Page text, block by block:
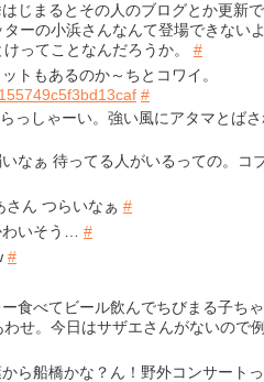
じまるとその人のブログとか更新
ーの小浜さんなんて登場できない
ってことなんだろうか。 #
トもあるのか～ちとコワイ。
#
っしゃーい。強い風にアタマとば
なぁ 待ってる人がいるっての。コ
さん つらいなぁ #
わいそう… #
#
食べてビール飲んでちびまる子ち
せ。今日はサザエさんがないので
ら船橋かな？ん！野外コンサート